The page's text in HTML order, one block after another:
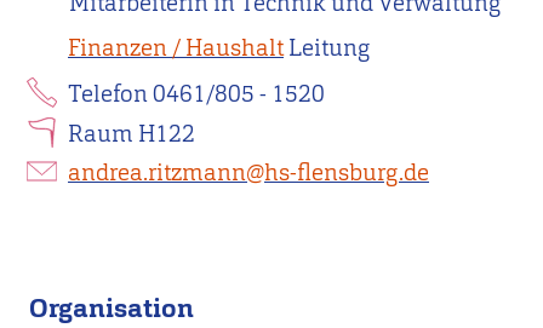
Finanzen / HaushaltLeitung
Telefon 0461/805 - 1520
Raum H122
andrea.ritzmann@hs-flensburg.de
Organisation